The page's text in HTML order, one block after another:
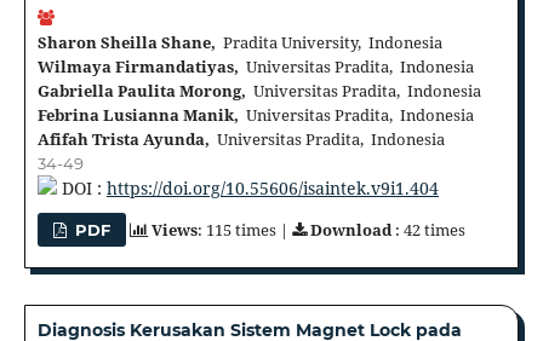
Sharon Sheilla Shane, Pradita University, Indonesia
Wilmaya Firmandatiyas, Universitas Pradita, Indonesia
Gabriella Paulita Morong, Universitas Pradita, Indonesia
Febrina Lusianna Manik, Universitas Pradita, Indonesia
Afifah Trista Ayunda, Universitas Pradita, Indonesia
34-49
DOI : https://doi.org/10.55606/isaintek.v9i1.404
PDF Views: 115 times | Download: 42 times
Diagnosis Kerusakan Sistem Magnet Lock pada